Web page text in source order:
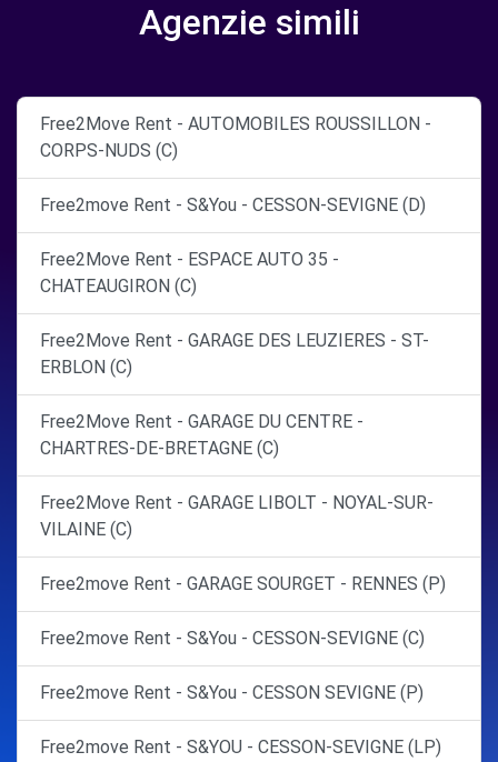
Agenzie simili
Free2Move Rent - AUTOMOBILES ROUSSILLON -
CORPS-NUDS (C)
Free2move Rent - S&You - CESSON-SEVIGNE (D)
Free2Move Rent - ESPACE AUTO 35 -
CHATEAUGIRON (C)
Free2Move Rent - GARAGE DES LEUZIERES - ST-
ERBLON (C)
Free2Move Rent - GARAGE DU CENTRE -
CHARTRES-DE-BRETAGNE (C)
Free2Move Rent - GARAGE LIBOLT - NOYAL-SUR-
VILAINE (C)
Free2move Rent - GARAGE SOURGET - RENNES (P)
Free2move Rent - S&You - CESSON-SEVIGNE (C)
Free2move Rent - S&You - CESSON SEVIGNE (P)
Free2move Rent - S&YOU - CESSON-SEVIGNE (LP)